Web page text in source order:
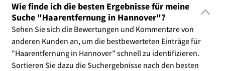
Wie finde ich die besten Ergebnisse für meine
Suche "Haarentfernung in Hannover"?
Sehen Sie sich die Bewertungen und Kommentare von
anderen Kunden an, um die bestbewerteten Einträge für
"Haarentfernung in Hannover" schnell zu identifizieren.
Sortieren Sie dazu die Suchergebnisse nach den besten